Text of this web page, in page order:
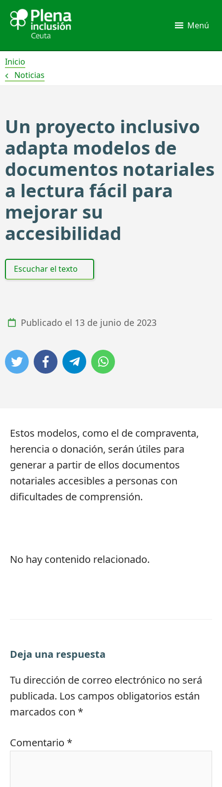
contenido
Menú
Inicio
Noticias
Un proyecto inclusivo
adapta modelos de
documentos notariales
a lectura fácil para
mejorar su
accesibilidad
Escuchar el texto
Publicado el 13 de junio de 2023
Estos modelos, como el de compraventa,
herencia o donación, serán útiles para
generar a partir de ellos documentos
notariales accesibles a personas con
dificultades de comprensión.
No hay contenido relacionado.
Deja una respuesta
Tu dirección de correo electrónico no será
publicada. Los campos obligatorios están
marcados con *
Comentario *